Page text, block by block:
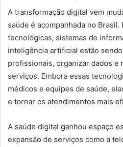
A transformação digital vem
saúde é acompanhada no Brasil.
tecnológicas, sistemas de
inteligência artificial estão
profissionais, organizar dados e
serviços. Embora essas
médicos e equipes de saúde,
e tornar os atendimentos mais
A saúde digital ganhou espaço
expansão de serviços como a